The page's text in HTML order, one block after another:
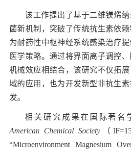
该工作提出了基于二维镁烯
菌新机制，突破了传统抗生素依赖
为耐药性中枢神经系统感染治疗
医学策略。通过将界面离子调控
机械效应相结合，该研究不仅拓
域的应用，也为开发新型非抗生
发。
相关研究成果在国际著名
American Chemical Society （
“Microenvironment Magnesium